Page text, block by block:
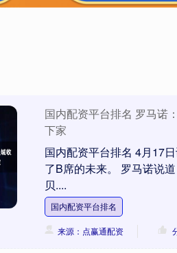
国内配资平台排名 罗马诺
下家
国内配资平台排名 4月17
了B席的未来。 罗马诺说
贝....
国内配资平台排名
来源：点赢通配资